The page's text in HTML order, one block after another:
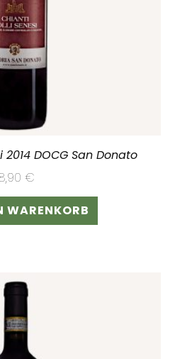
DOCG San Donato
€
WARENKORB